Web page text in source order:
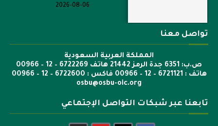
2026-08-06
تواصل معنا
المملكة العربية السعودية
ص.ب: 6351 جدة الرمز 21442 هاتف 6722269 – 12 – 00966
هاتف : 6721121 – 12 – 00966 فاكس : 6722600 – 12 – 00966
osbu@osbu-oic.org
تابعنا عبر شبكات التواصل الإجتماعي